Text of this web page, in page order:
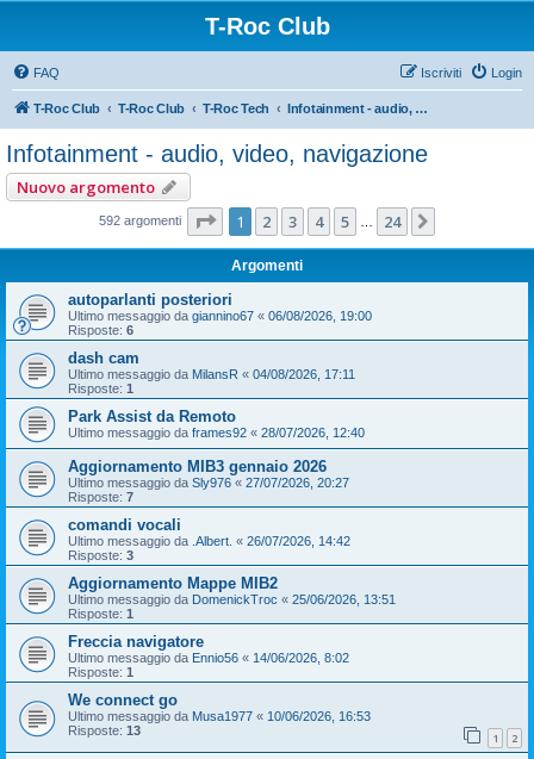
T-Roc Club
FAQ Login
Iscriviti
T-Roc Club T-Roc Club T-Roc Tech Infotainment - audio, video, navigazione
Infotainment - audio, video, navigazione
Nuovo argomento
592 argomenti Pagina di 24
1 2 3 4 5 24
Argomenti
autoparlanti posteriori
Ultimo messaggio da giannino67 « 06/08/2026, 19:00
Risposte: 6
dash cam
Ultimo messaggio da MilansR « 04/08/2026, 17:11
Risposte: 1
Park Assist da Remoto
Ultimo messaggio da frames92 « 28/07/2026, 12:40
Aggiornamento MIB3 gennaio 2026
Ultimo messaggio da Sly976 « 27/07/2026, 20:27
Risposte: 7
comandi vocali
Ultimo messaggio da .Albert. « 26/07/2026, 14:42
Risposte: 3
Aggiornamento Mappe MIB2
Ultimo messaggio da DomenickTroc « 25/06/2026, 13:51
Risposte: 1
Freccia navigatore
Ultimo messaggio da Ennio56 « 14/06/2026, 8:02
Risposte: 1
We connect go
Ultimo messaggio da Musa1977 « 10/06/2026, 16:53
Risposte: 13 1 2